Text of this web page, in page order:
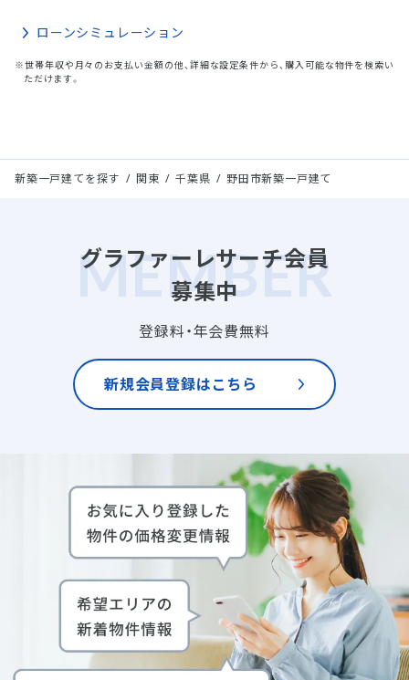
ローンシミュレーション
※世帯年収や月々のお支払い金額の他、詳細な設定条件から、購入可能な物件を検索い
ただけます。
新築一戸建てを探す 関東 千葉県 野田市新築一戸建て
グラファーレサーチ会員
募集中
登録料・年会費無料
新規会員登録はこちら